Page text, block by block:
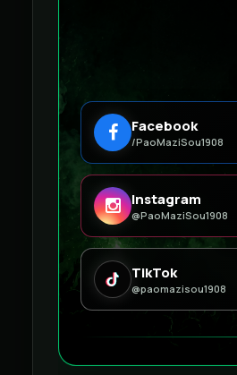
Facebook
/PaoMaziSou1908
Instagram
@PaoMaziSou1908
TikTok
@paomazisou1908